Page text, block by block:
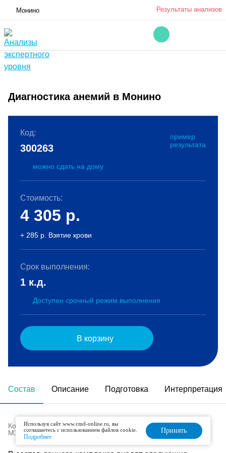
Монино Результаты анализов
Диагностика анемий в Монино
Состав Описание Подготовка Интерпретация
Код в номенклатуре медицинских услуг (Приказ
МЗ РФ № 804н от 13.10.2017 г):B03.005.012
Код:
пример
результата
300263
можно сдать на дому
Стоимость:
4 305 р.
+ 285 р. Взятие крови
Срок выполнения:
1 к.д.
Доступен срочный режим выполнения
В корзину
Используя сайт www.cmd-online.ru, вы
соглашаетесь с использованием файлов cookie.
Подробнее
Принять